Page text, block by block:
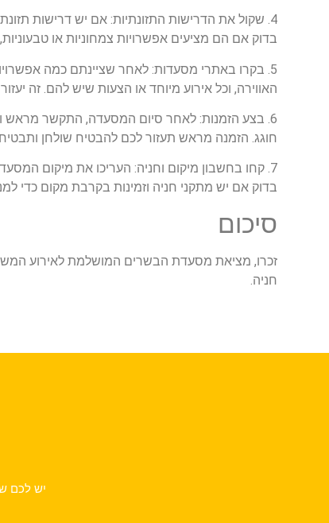
4. שקול את הדרישות התזונתיות: אם יש דרישות תזונתיות ספציפיות בתוך המשפחה שלכם, ודאו כי
בדוק אם הם מציעים אפשרויות צמחוניות או
5. בקרו באתרי מסעדות: לאחר שציינתם כמה
האווירה, וכל אירוע מיוחד או הצעות שיש להם. זה
6. בצע הזמנות: לאחר סיום המסעדה, התקשר מראש
חוגג. הזמנה מראש תעזור לכם להבטיח שולחן
7. קחו בחשבון מיקום וחניה: העריכו את מיקום
בדוק אם יש מתקני חניה וזמינות בקרבת מקום כדי
סיכום
זכרו, מציאת מסעדת הבשרים המושלמת לאירוע
חניה.
יש לכם